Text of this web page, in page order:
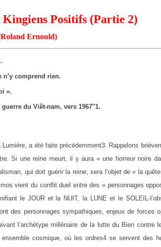
Kingiens Positifs (Partie 2)
Ernould)
comprend rien.
».
du Viêt-nam, vers 1967″1.
a été faite précédemment3. Rappelons
Si une reine meurt, il y aura « une horreur noire
qui doit guérir la reine, sera l’objet de « la
vient du conflit duel entre des « personnages
le JOUR et la NUIT, la LUNE et le SOLEIL-
des personnages sympathiques, enjeux de forces
l’archétype millénaire de la lutte du Bien contre
cosmique, où les ordres4 se servent des